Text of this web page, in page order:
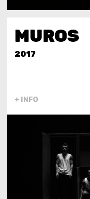
MUROS
2017
+ INFO